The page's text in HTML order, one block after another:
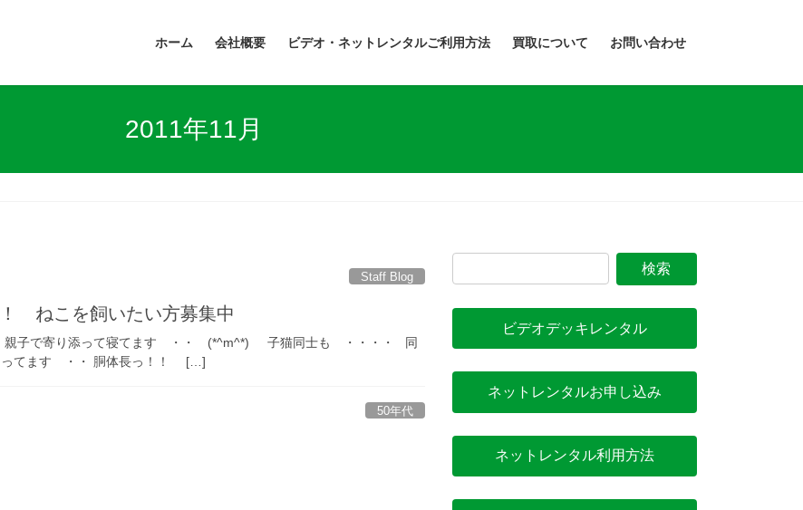
ホーム 会社概要 ビデオ・ネットレンタルご利用方法 買取について お問い合わせ
2011年11月
Staff Blog
ねこを飼いたい方募集中
親子で寄り添って寝てます ・・ (*^m^*) 子猫同士も ・・・・ 同
てます ・・ 胴体長っ！！ […]
50年代
ビデオデッキレンタル
ネットレンタルお申し込み
ネットレンタル利用方法